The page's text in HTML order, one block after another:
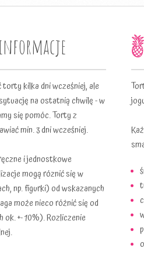
kilka dni wcześniej, ale
na ostatnią chwilę - w
się pomóc. Torty z
min. 3 dni wcześniej.
i jednostkowe
mogą róznić się w
np. figurki) od wskazanych
może nieco różnić się od
ok. +- 10%). Rozliczenie